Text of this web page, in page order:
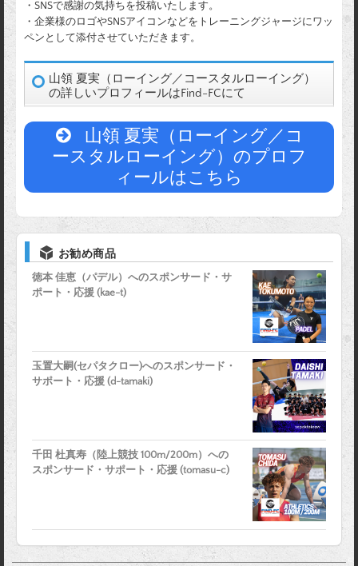
・SNSで感謝の気持ちを投稿いたします。
・企業様のロゴやSNSアイコンなどをトレーニングジャージにワッ
ペンとして添付させていただきます。
山領 夏実（ローイング／コースタルローイング）
の詳しいプロフィールはFind-FCにて
山領 夏実（ローイング／コ
ースタルローイング）のプロフ
ィールはこちら
お勧め商品
徳本 佳恵（パデル）へのスポンサード・サ
ポート・応援 (kae-t)
玉置大嗣(セパタクロー)へのスポンサード・
サポート・応援 (d-tamaki)
千田 杜真寿（陸上競技 100m/200m）への
スポンサード・サポート・応援 (tomasu-c)